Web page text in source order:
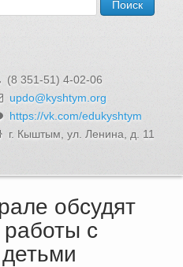
(8 351-51) 4-02-06
updo@kyshtym.org
https://vk.com/edukyshtym
г. Кыштым, ул. Ленина, д. 11
вакансии
реестры и банки данных
нужд
средств
обсудят
работы с